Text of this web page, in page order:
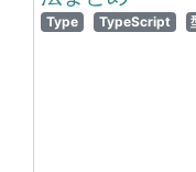
Type TypeScript